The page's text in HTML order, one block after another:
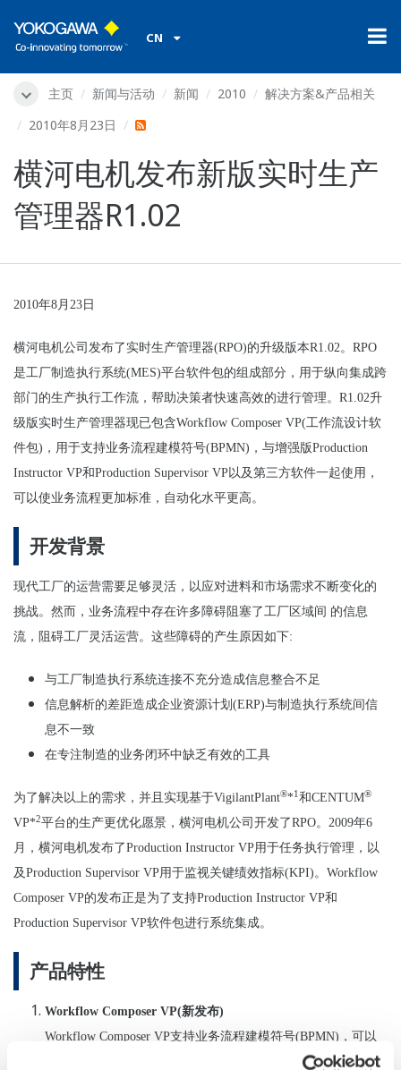
CN
主页 新闻与活动 新闻 2010
解决方案&产品相关
2010年8月23日
横河电机发布新版实时生产
管理器R1.02
2010年8月 23 日
横河电机公司发布了实时生产管理器(RPO)的升级版本R1.02。 RPO
是工厂制造执行系统(MES)平台软件包的组成部分，用于纵向集成跨
部门的生产执行工作流，帮助决策者快速高效的进行管理。 R1.02升
级版实时生产管理器现已包含Workflow Composer VP(工作流设计软
件包) ，用于支持业务流程建模符号(BPMN) ，与增强版Production
Instructor VP和Production Supervisor VP以及第三方软件一起使用，
可以使业务流程更加标准，自动化水平更高。
开发背景
现代工厂的运营需要足够灵活，以应对进料和市场需求不断变化的
挑战。然而，业务流程中存在许多障碍阻塞了工厂区域间 的信息
流，阻碍工厂灵活运营。这些障碍的产生原因如下:
与工厂制造执行系统连接不充分造成信息整合不足
信息解析的差距造成企业资源计划 (ERP)与制造执行系统间信
息不一致
在专注制造的业务闭环中缺乏有效的工具
为了解决以上的需求，并且实现基于VigilantPlant®*1 和CENTUM®
VP*2平台的生产更优化愿景，横河电机公司开发了RPO。 2009年6
月，横河电机发布了Production Instructor VP用于任务执行管理，以
及Production Supervisor VP用于监视关键绩效指标(KPI)。 Workflow
Composer VP的发布正是为了支持Production Instructor VP和
Production Supervisor VP软件包进行系统集成。
产品特性
Workflow Composer VP(新发布)
Workflow Composer VP支持业务流程建模符号(BPMN) ，可以
Workflow Composer VP